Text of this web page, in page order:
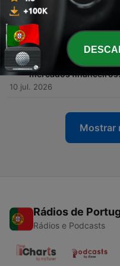
70 - Episódio nº 70: Best
1.º Semestre 2026
17 jul. 2026
69 - Episódio nº 69: Pode
mercados financeiros.
10 jul. 2026
Mostrar
Rádios de
Rádios e Podcasts